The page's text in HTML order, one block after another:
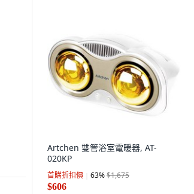
Artchen 雙管浴室電暖器, AT-
020KP
首購折扣價 63%$1,675
$606